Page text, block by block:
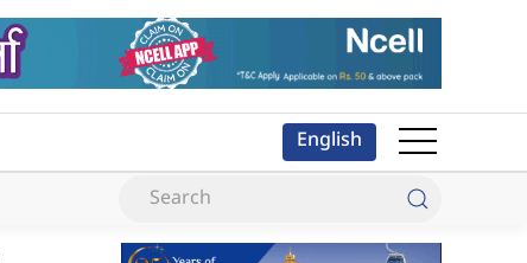
English